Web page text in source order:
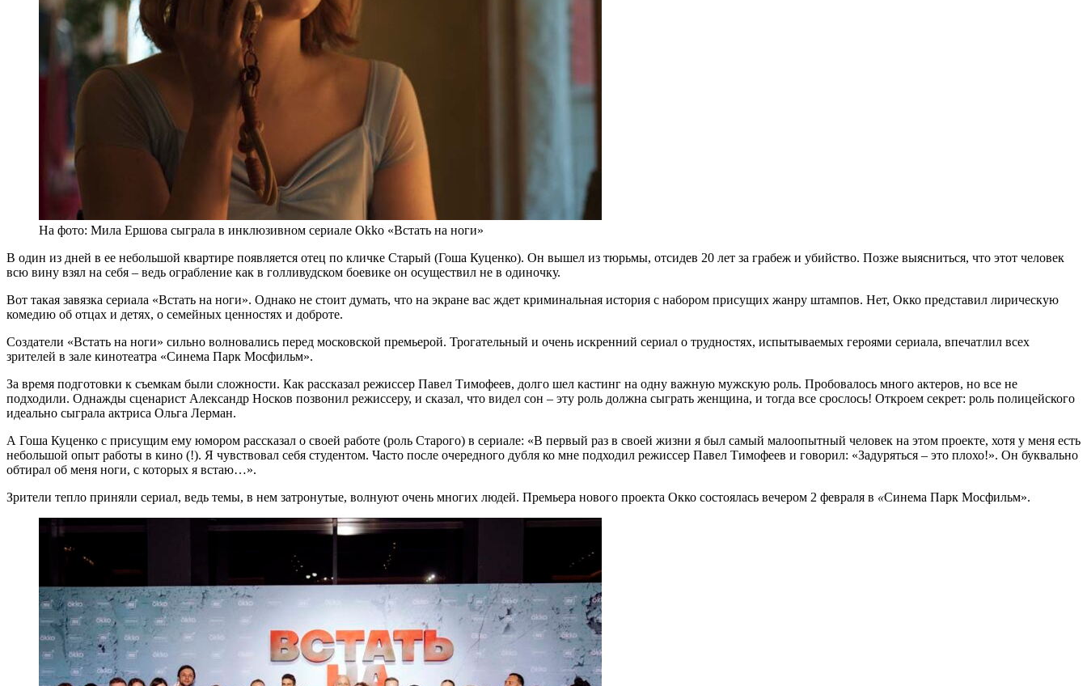
На фото: Мила Ершова сыграла в инклюзивном сериале Okko «Встать на ноги»
В один из дней в ее небольшой квартире появляется отец по кличке Старый (Гоша Куценко). Он вышел из тюрьмы, отсидев 20 лет за грабеж и убийство. Позже выясниться, что этот человек
всю вину взял на себя – ведь ограбление как в голливудском боевике он осуществил не в одиночку.
Вот такая завязка сериала «Встать на ноги». Однако не стоит думать, что на экране вас ждет криминальная история с набором присущих жанру штампов. Нет, Окко представил лирическую
комедию об отцах и детях, о семейных ценностях и доброте.
Создатели «Встать на ноги» сильно волновались перед московской премьерой. Трогательный и очень искренний сериал о трудностях, испытываемых героями сериала, впечатлил всех
зрителей в зале кинотеатра «Синема Парк Мосфильм».
За время подготовки к съемкам были сложности. Как рассказал режиссер Павел Тимофеев, долго шел кастинг на одну важную мужскую роль. Пробовалось много актеров, но все не
подходили. Однажды сценарист Александр Носков позвонил режиссеру, и сказал, что видел сон – эту роль должна сыграть женщина, и тогда все срослось! Откроем секрет: роль полицейского
идеально сыграла актриса Ольга Лерман.
А Гоша Куценко с присущим ему юмором рассказал о своей работе (роль Старого) в сериале: «В первый раз в своей жизни я был самый малоопытный человек на этом проекте, хотя у меня есть
небольшой опыт работы в кино (!). Я чувствовал себя студентом. Часто после очередного дубля ко мне подходил режиссер Павел Тимофеев и говорил: «Задуряться – это плохо!». Он буквально
обтирал об меня ноги, с которых я встаю…».
Зрители тепло приняли сериал, ведь темы, в нем затронутые, волнуют очень многих людей. Премьера нового проекта Окко состоялась вечером 2 февраля в «Синема Парк Мосфильм».